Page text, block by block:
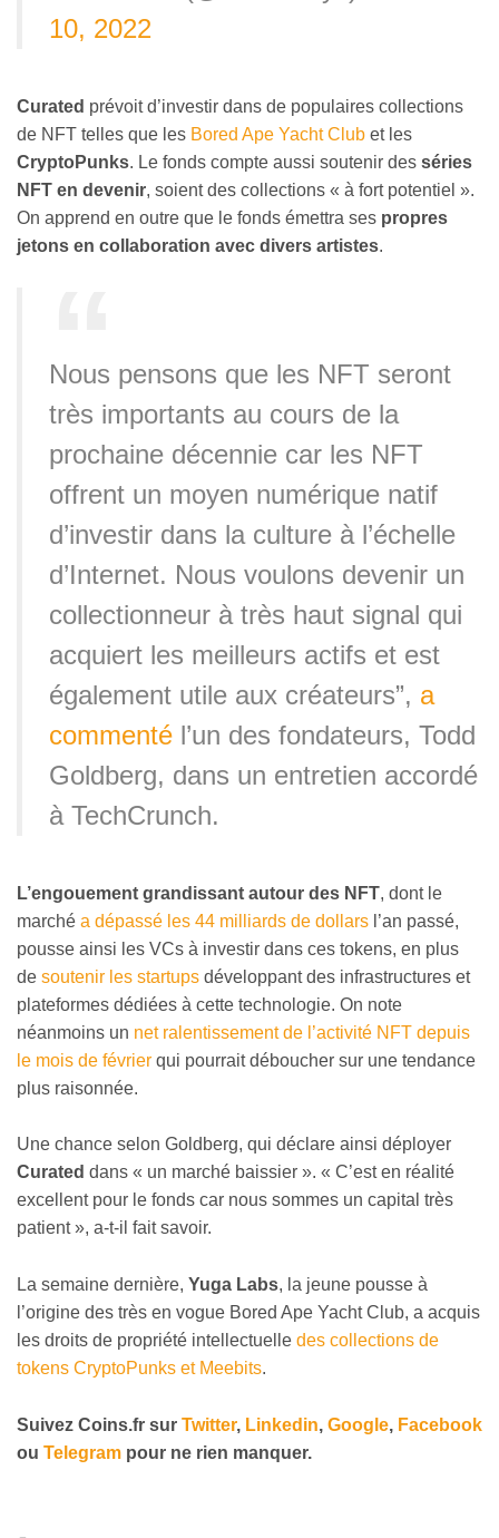
10, 2022
Curated prévoit d’investir dans de populaires collections
de NFT telles que les Bored Ape Yacht Club et les
CryptoPunks. Le fonds compte aussi soutenir des séries
NFT en devenir, soient des collections « à fort potentiel ».
On apprend en outre que le fonds émettra ses propres
jetons en collaboration avec divers artistes.
Nous pensons que les NFT seront
très importants au cours de la
prochaine décennie car les NFT
offrent un moyen numérique natif
d’investir dans la culture à l’échelle
d’Internet. Nous voulons devenir un
collectionneur à très haut signal qui
acquiert les meilleurs actifs et est
également utile aux créateurs”, a
commenté l’un des fondateurs, Todd
Goldberg, dans un entretien accordé
à TechCrunch.
L’engouement grandissant autour des NFT, dont le
marché a dépassé les 44 milliards de dollars l’an passé,
pousse ainsi les VCs à investir dans ces tokens, en plus
de soutenir les startups développant des infrastructures et
plateformes dédiées à cette technologie. On note
néanmoins un net ralentissement de l’activité NFT depuis
le mois de février qui pourrait déboucher sur une tendance
plus raisonnée.
Une chance selon Goldberg, qui déclare ainsi déployer
Curated dans « un marché baissier ». « C’est en réalité
excellent pour le fonds car nous sommes un capital très
patient », a-t-il fait savoir.
La semaine dernière, Yuga Labs, la jeune pousse à
l’origine des très en vogue Bored Ape Yacht Club, a acquis
les droits de propriété intellectuelle des collections de
tokens CryptoPunks et Meebits.
Suivez Coins.fr sur Twitter, Linkedin, Google, Facebook
ou Telegram pour ne rien manquer.